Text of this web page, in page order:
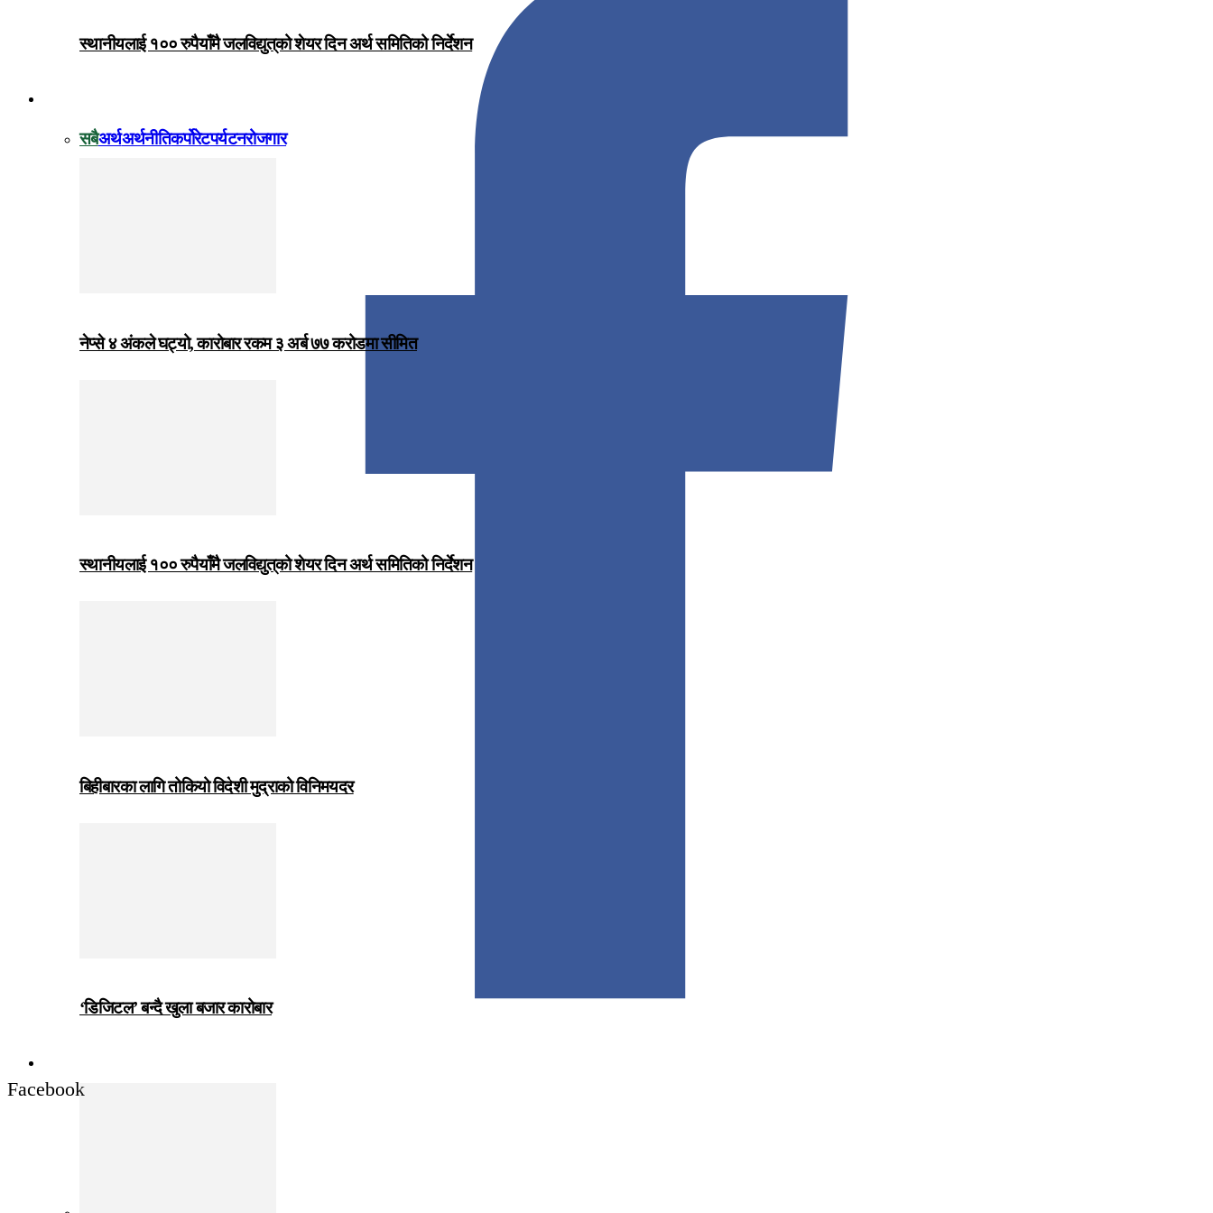
स्थानीयलाई १०० रुपैयाँमै जलविद्युत्‌को शेयर दिन अर्थ समितिको निर्देशन
सबैअर्थअर्थनीतिकर्पोरेटपर्यटनरोजगार
नेप्से ४ अंकले घट्यो, कारोबार रकम ३ अर्ब ७७ करोडमा सीमित
स्थानीयलाई १०० रुपैयाँमै जलविद्युत्‌को शेयर दिन अर्थ समितिको निर्देशन
बिहीबारका लागि तोकियो विदेशी मुद्राको विनिमयदर
‘डिजिटल’ बन्दै खुला बजार कारोबार
Facebook